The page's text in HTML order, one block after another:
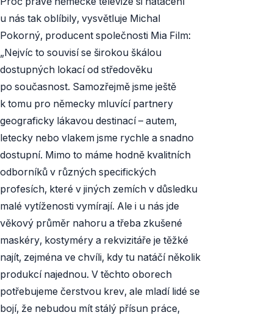
u nás tak oblíbily, vysvětluje Michal
Pokorný, producent společnosti Mia Film:
„Nejvíc to souvisí se širokou škálou
dostupných lokací od středověku
po současnost. Samozřejmě jsme ještě
k tomu pro německy mluvící partnery
geograficky lákavou destinací – autem,
letecky nebo vlakem jsme rychle a snadno
dostupní. Mimo to máme hodně kvalitních
odborníků v různých specifických
profesích, které v jiných zemích v důsledku
malé vytíženosti vymírají. Ale i u nás jde
věkový průměr nahoru a třeba zkušené
maskéry, kostyméry a rekvizitáře je těžké
najít, zejména ve chvíli, kdy tu natáčí několik
produkcí najednou. V těchto oborech
potřebujeme čerstvou krev, ale mladí lidé se
bojí, že nebudou mít stálý přísun práce,